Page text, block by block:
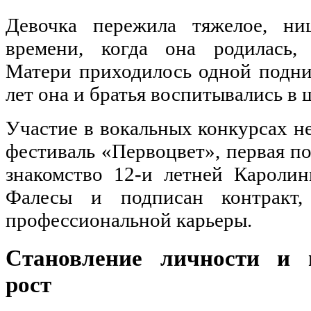
Девочка пережила тяжелое,
времени, когда она родилась,
Матери приходилось одной
лет она и братья воспитывались в
Участие в вокальных конкурсах
фестиваль «Первоцвет», первая
знакомство 12-и летней
Фалесы и подписан
профессиональной карьеры.
Становление личности и
рост